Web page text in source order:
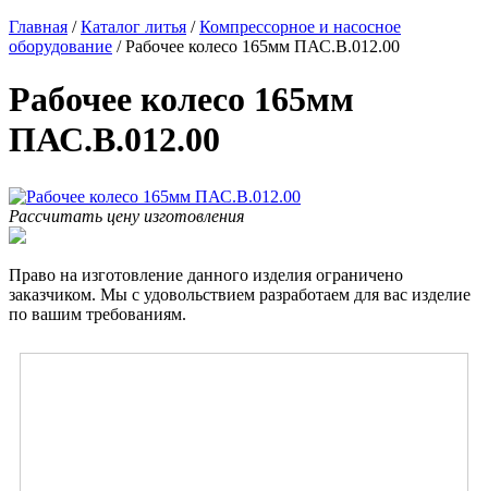
Главная /Каталог литья /Компрессорное и насосное
оборудование /Рабочее колесо 165мм ПАС.В.012.00
Рабочее колесо 165мм
ПАС.В.012.00
Рассчитать цену изготовления
Право на изготовление данного изделия ограничено
заказчиком. Мы с удовольствием разработаем для вас изделие
по вашим требованиям.